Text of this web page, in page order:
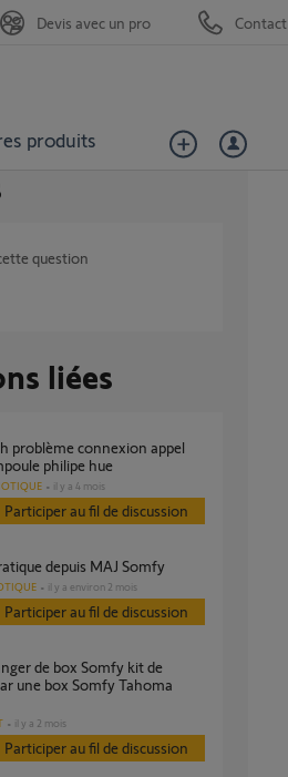
produits
Devis avec un pro Contact
question
liées
philipe hue
il y a 4 mois
Participer au fil de discussion
depuis MAJ Somfy
il y a environ 2 mois
Participer au fil de discussion
une box Somfy Tahoma
il y a 2 mois
Participer au fil de discussion